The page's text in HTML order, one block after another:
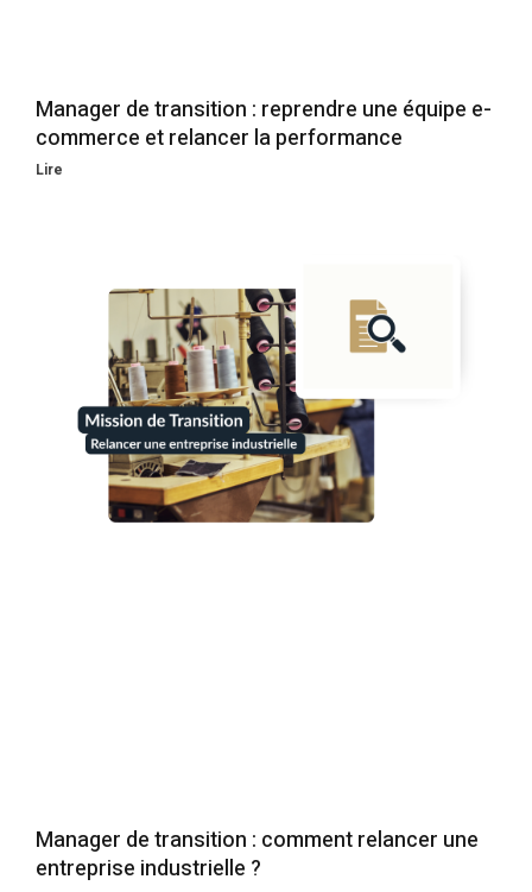
Manager de transition : reprendre une équipe e-
commerce et relancer la performance
Lire
Manager de transition : comment relancer une
entreprise industrielle ?